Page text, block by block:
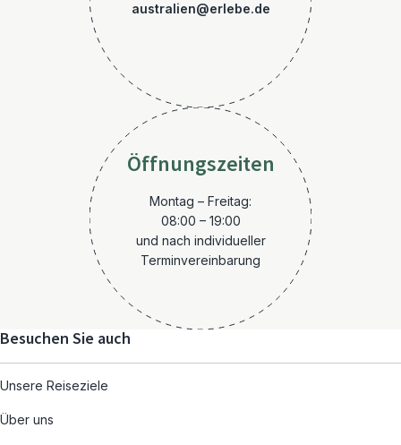
australien@erlebe.de
Öffnungszeiten
Montag – Freitag:
08:00 – 19:00
und nach individueller
Terminvereinbarung
Besuchen Sie auch
Unsere Reiseziele
Über uns